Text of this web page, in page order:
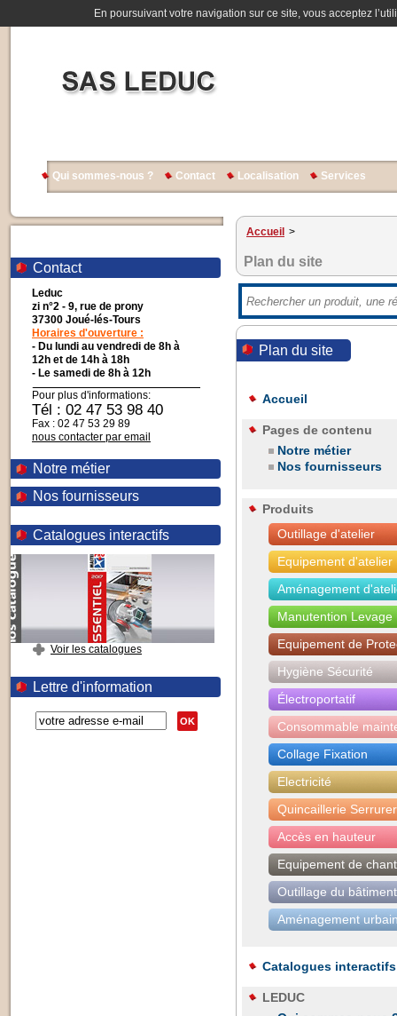
En poursuivant votre navigation sur ce site, vous acceptez
Qui sommes-nous ? Contact Localisation Services
Contact
Leduc
zi n°2 - 9, rue de prony
37300 Joué-lés-Tours
Horaires d'ouverture :
- Du lundi au vendredi de 8h à
12h et de 14h à 18h
- Le samedi de 8h à 12h
Pour plus d'informations:
Tél : 02 47 53 98 40
Fax : 02 47 53 29 89
nous contacter par email
Notre métier
Nos fournisseurs
Catalogues interactifs
Voir les catalogues
Lettre d'information
OK
Accueil >
Plan du site
Plan du site
Accueil
Pages de contenu
Notre métier
Nos fournisseurs
Produits
Outillage d'atelier
Equipement d'atelier
Aménagement
Manutention Levage
Equipement de
Hygiène Sécurité
Électroportatif
Consommable
Collage Fixation
Electricité
Quincaillerie
Accès en hauteur
Equipement de
Outillage du bâtiment
Aménagement
Catalogues interactifs
LEDUC